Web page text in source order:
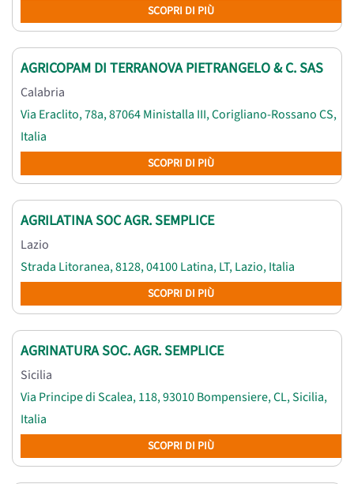
SCOPRI DI PIÙ
AGRICOPAM DI TERRANOVA PIETRANGELO & C. SAS
Calabria
Via Eraclito, 78a, 87064 Ministalla III, Corigliano-Rossano CS,
Italia
SCOPRI DI PIÙ
AGRILATINA SOC AGR. SEMPLICE
Lazio
Strada Litoranea, 8128, 04100 Latina, LT, Lazio, Italia
SCOPRI DI PIÙ
AGRINATURA SOC. AGR. SEMPLICE
Sicilia
Via Principe di Scalea, 118, 93010 Bompensiere, CL, Sicilia,
Italia
SCOPRI DI PIÙ